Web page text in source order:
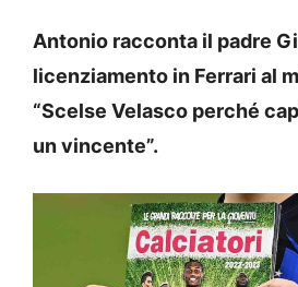
Antonio racconta il padre
licenziamento in Ferrari al
“Scelse Velasco perché
un vincente”.